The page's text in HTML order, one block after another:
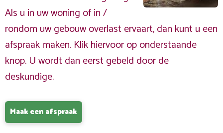
Als u in uw woning of in /
rondom uw gebouw overlast ervaart, dan kunt u een
afspraak maken. Klik hiervoor op onderstaande
knop. U wordt dan eerst gebeld door de
deskundige.
Maak een afspraak